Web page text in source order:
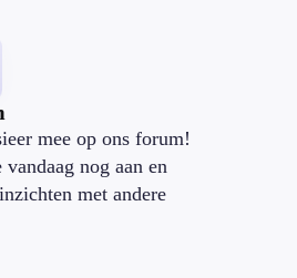
mee op ons forum!
nog aan en
met andere